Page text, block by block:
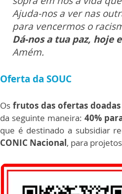
Ajuda-nos a ver nas
para vencermos o
Dá-nos a tua paz, hoje
Amém.
Oferta da SOUC
Os frutos das ofertas
da seguinte maneira: 40%
que é destinado a subsidiar
CONIC Nacional, para